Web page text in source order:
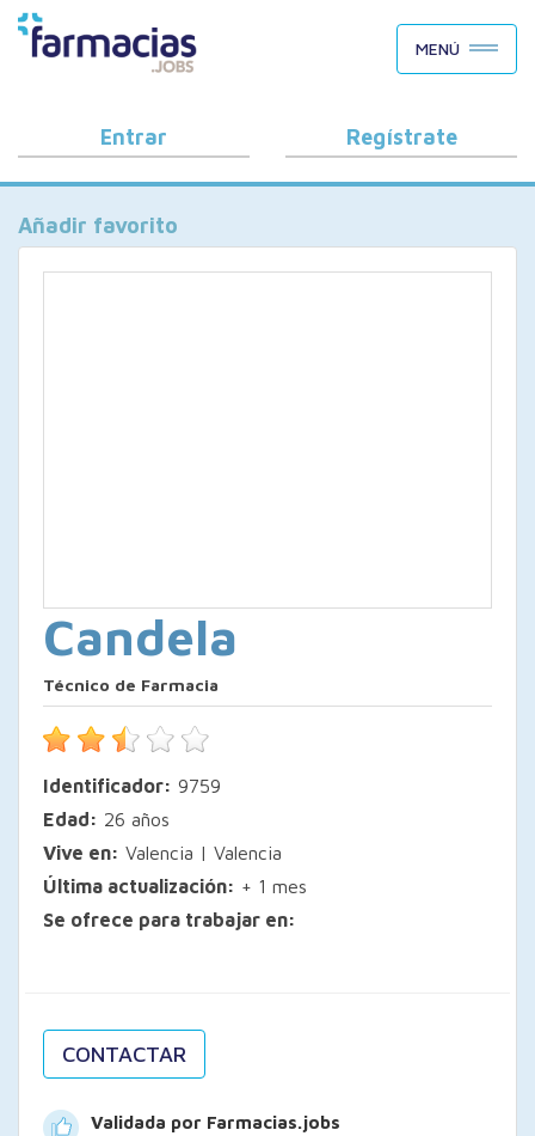
BUSCAR CANDIDATOS
OFERTAS DE EMPLEO
COMO FUNCIONA
PORQUÉ FARMACIAS.JOBS
BLOG
MENÚ
Entrar Regístrate
Añadir favorito
Candela
Técnico de Farmacia
Identificador: 9759
Edad: 26 años
Vive en: Valencia | Valencia
Última actualización: + 1 mes
Se ofrece para trabajar en:
CONTACTAR
Validada por Farmacias.jobs